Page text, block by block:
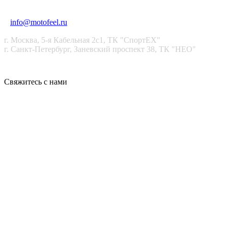
info@motofeel.ru
г. Москва, 5-я Кабельная 2с1, ТК "СпортЕХ"
г. Санкт-Петербург, Заневский проспект 38, ТК "НЕО"
Свяжитесь с нами